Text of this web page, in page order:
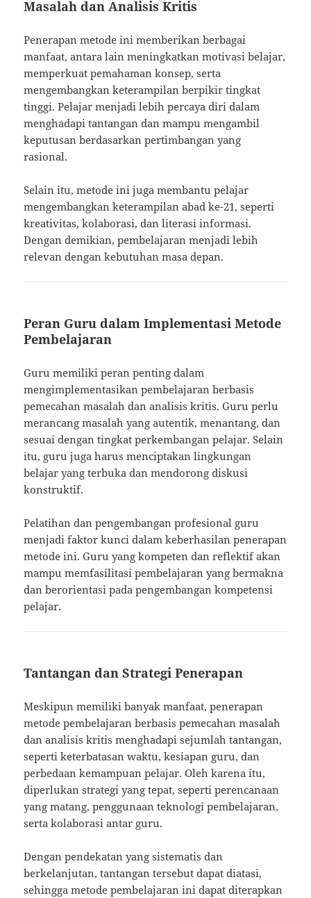
Masalah dan Analisis Kritis
Penerapan metode ini memberikan berbagai
manfaat, antara lain meningkatkan motivasi belajar,
memperkuat pemahaman konsep, serta
mengembangkan keterampilan berpikir tingkat
tinggi. Pelajar menjadi lebih percaya diri dalam
menghadapi tantangan dan mampu mengambil
keputusan berdasarkan pertimbangan yang
rasional.
Selain itu, metode ini juga membantu pelajar
mengembangkan keterampilan abad ke-21, seperti
kreativitas, kolaborasi, dan literasi informasi.
Dengan demikian, pembelajaran menjadi lebih
relevan dengan kebutuhan masa depan.
Peran Guru dalam Implementasi Metode
Pembelajaran
Guru memiliki peran penting dalam
mengimplementasikan pembelajaran berbasis
pemecahan masalah dan analisis kritis. Guru perlu
merancang masalah yang autentik, menantang, dan
sesuai dengan tingkat perkembangan pelajar. Selain
itu, guru juga harus menciptakan lingkungan
belajar yang terbuka dan mendorong diskusi
konstruktif.
Pelatihan dan pengembangan profesional guru
menjadi faktor kunci dalam keberhasilan penerapan
metode ini. Guru yang kompeten dan reflektif akan
mampu memfasilitasi pembelajaran yang bermakna
dan berorientasi pada pengembangan kompetensi
pelajar.
Tantangan dan Strategi Penerapan
Meskipun memiliki banyak manfaat, penerapan
metode pembelajaran berbasis pemecahan masalah
dan analisis kritis menghadapi sejumlah tantangan,
seperti keterbatasan waktu, kesiapan guru, dan
perbedaan kemampuan pelajar. Oleh karena itu,
diperlukan strategi yang tepat, seperti perencanaan
yang matang, penggunaan teknologi pembelajaran,
serta kolaborasi antar guru.
Dengan pendekatan yang sistematis dan
berkelanjutan, tantangan tersebut dapat diatasi,
sehingga metode pembelajaran ini dapat diterapkan